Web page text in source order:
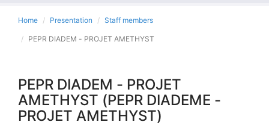
Home Presentation Staff members
PEPR DIADEM - PROJET AMETHYST
PEPR DIADEM - PROJET
AMETHYST (PEPR DIADEME -
PROJET AMETHYST)